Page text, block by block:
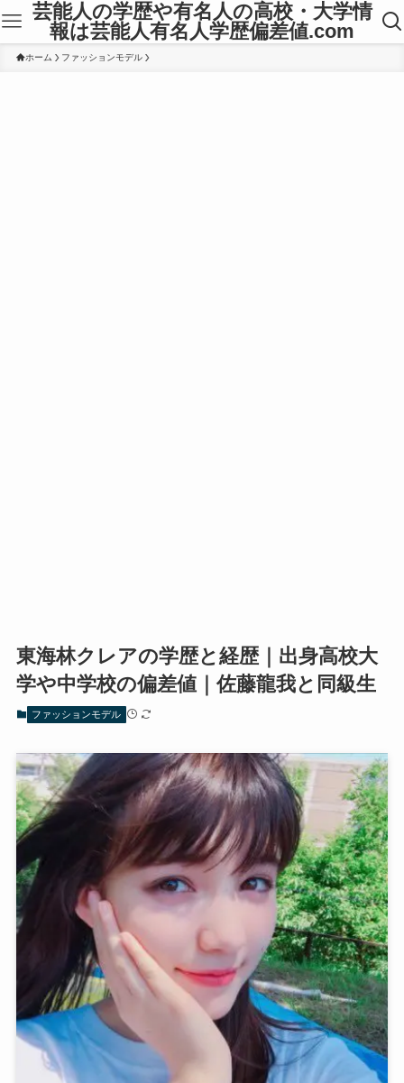
芸能人の学歴や有名人の高校・大学情
報は芸能人有名人学歴偏差値.com
ホーム ファッションモデル
東海林クレアの学歴と経歴｜出身高校大
学や中学校の偏差値｜佐藤龍我と同級生
ファッションモデル